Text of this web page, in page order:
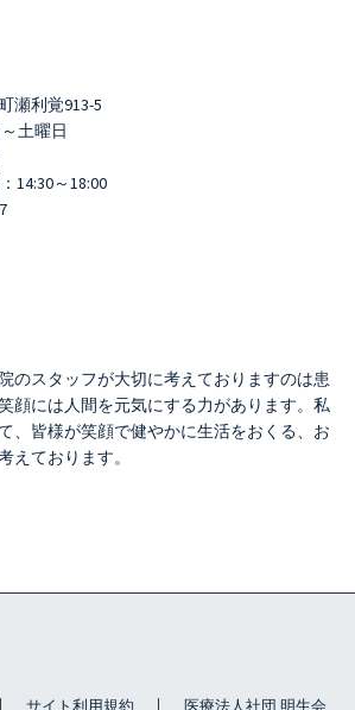
瀬利覚913-5
土曜日
14:30～18:00
のスタッフが大切に考えておりますのは患
顔には人間を元気にする力があります。私
、皆様が笑顔で健やかに生活をおくる、お
えております。